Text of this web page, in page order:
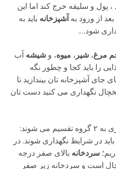
، پول و سلیقه خرج کند اما این
از ورود به آشپزخانه باید به
شود….
مرغ، شیر ، میوه، و شیشه آب
را باید کجا و چطور نگه
آشپزخانه تان بیندازید تا
نگهداری می کنید دست تان
اصولا مواد غذایی از جنبه نگهداری به ۲ گروه تقسیم می شوند:
در شرایط نگهداری شوند. در
سردخانه بالای صفر درجه
است و سردخانه زیر صفر